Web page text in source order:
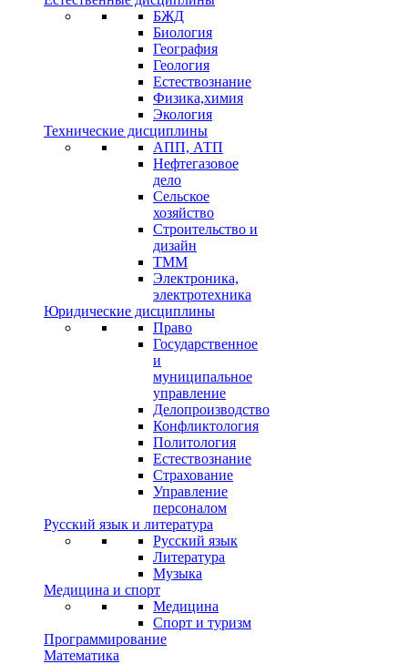
БЖД
Биология
География
Геология
Естествознание
Физика,химия
Экология
Технические дисциплины
АПП, АТП
Нефтегазовое
дело
Сельское
хозяйство
Строительство и
дизайн
ТММ
Электроника,
электротехника
Юридические дисциплины
Право
Государственное
и
муниципальное
управление
Делопроизводство
Конфликтология
Политология
Естествознание
Страхование
Управление
персоналом
Русский язык и литература
Русский язык
Литература
Музыка
Медицина и спорт
Медицина
Спорт и туризм
Программирование
Математика